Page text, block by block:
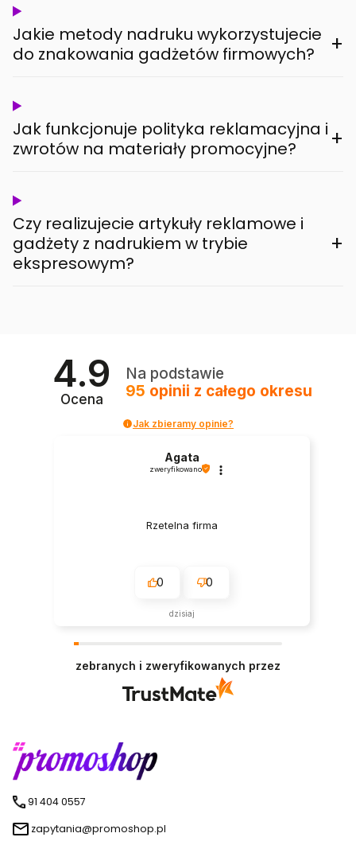
Jakie metody nadruku wykorzystujecie
do znakowania gadżetów firmowych?
+
Jak funkcjonuje polityka reklamacyjna i
zwrotów na materiały promocyjne?
+
Czy realizujecie artykuły reklamowe i
gadżety z nadrukiem w trybie
ekspresowym?
+
4.9
Ocena
Na podstawie
95 opinii z całego okresu
Jak zbieramy opinie?
Agata
zweryfikowano
Rzetelna firma
0 0
dzisiaj
zebranych i zweryfikowanych przez
91 404 0557
zapytania@promoshop.pl